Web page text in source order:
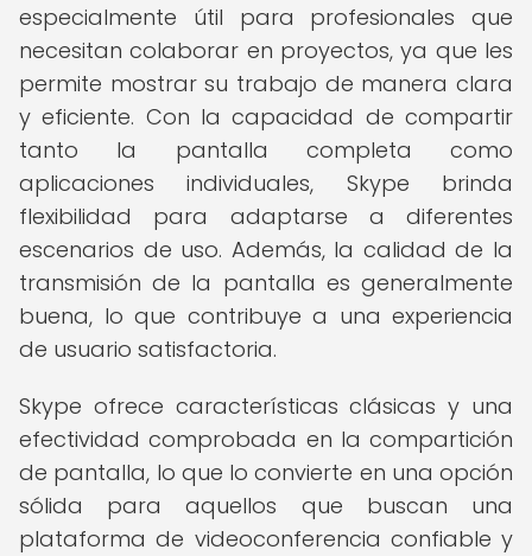
especialmente útil para profesionales que
necesitan colaborar en proyectos, ya que les
permite mostrar su trabajo de manera clara
y eficiente. Con la capacidad de compartir
tanto la pantalla completa como
aplicaciones individuales, Skype brinda
flexibilidad para adaptarse a diferentes
escenarios de uso. Además, la calidad de la
transmisión de la pantalla es generalmente
buena, lo que contribuye a una experiencia
de usuario satisfactoria.
Skype ofrece características clásicas y una
efectividad comprobada en la compartición
de pantalla, lo que lo convierte en una opción
sólida para aquellos que buscan una
plataforma de videoconferencia confiable y